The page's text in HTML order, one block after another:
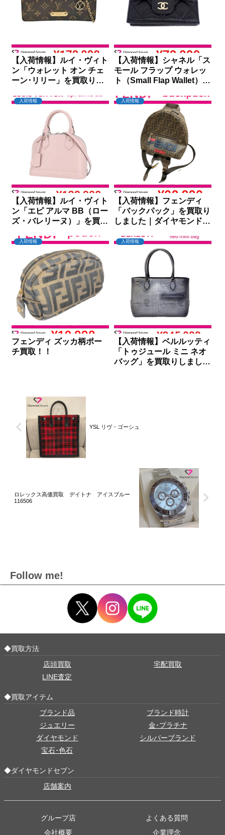
【入荷情報】ルイ・ヴィト
ン「ウォレット オン チェ
ーン･リリー」を買取りし
ン
【入荷情報】シャネル「ス
モール フラップ ウォレッ
ト（Small Flap Wallet）」
モンドセブン
入荷情報
【入荷情報】ルイ・ヴィト
ン「エピ アルマ BB（ロー
ズ・バレリーヌ）」を買取
セブン
入荷情報
【入荷情報】フェンディ
「バックパック」を買取り
しました｜ダイヤモンドセ
入荷情報
フェンディ ズッカ柄ポー
チ買取！！
入荷情報
【入荷情報】ベルルッティ
「トゥジュール ミニ ネオ
バッグ」を買取りしました
YSL リヴ・ゴーシュ
ロレックス高価買取 デイトナ アイスブルー
116506
Follow me!
◆買取方法
店頭買取
宅配買取
LINE査定
◆買取アイテム
ブランド品
ブランド時計
ジュエリー
金･プラチナ
ダイヤモンド
シルバーブランド
宝石･色石
◆ダイヤモンドセブン
店舗案内
グループ店
よくある質問
会社概要
企業理念